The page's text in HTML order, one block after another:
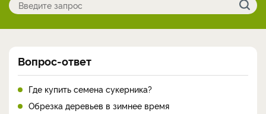
Вопрос-ответ
Где купить семена сукерника?
Обрезка деревьев в зимнее время